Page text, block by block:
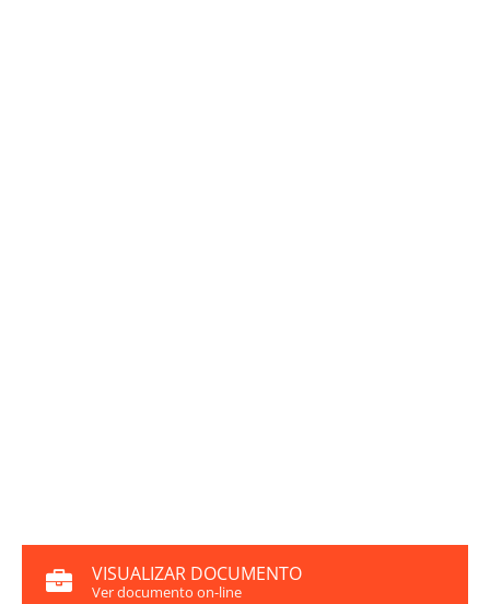
VISUALIZAR DOCUMENTO
Ver documento on-line